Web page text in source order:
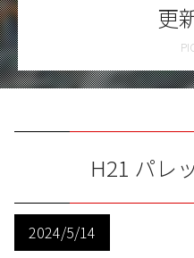
更
H21 パレ
2024/5/14